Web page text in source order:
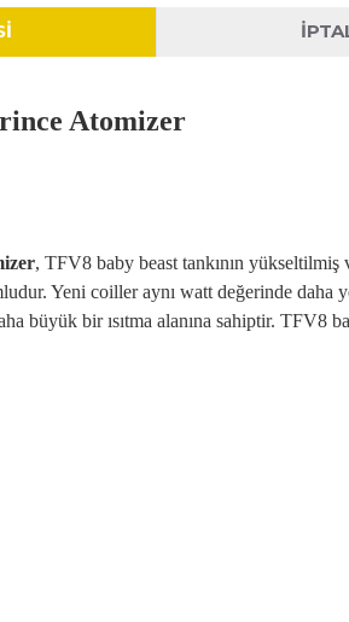
Atomizer
, TFV8 baby beast tankının
Yeni coiller aynı watt değerinde daha
büyük bir ısıtma alanına sahiptir.